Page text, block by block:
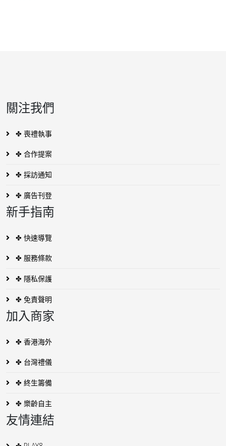
關注我們
✤ 喪禮執事
✤ 合作提案
✤ 採訪通知
✤ 廣告刊登
新手指南
✤ 快速導覽
✤ 服務條款
✤ 隱私保護
✤ 免責聲明
加入商家
✤ 香港海外
✤ 台灣禮儀
✤ 終生籌備
✤ 樂齡自主
友情連結